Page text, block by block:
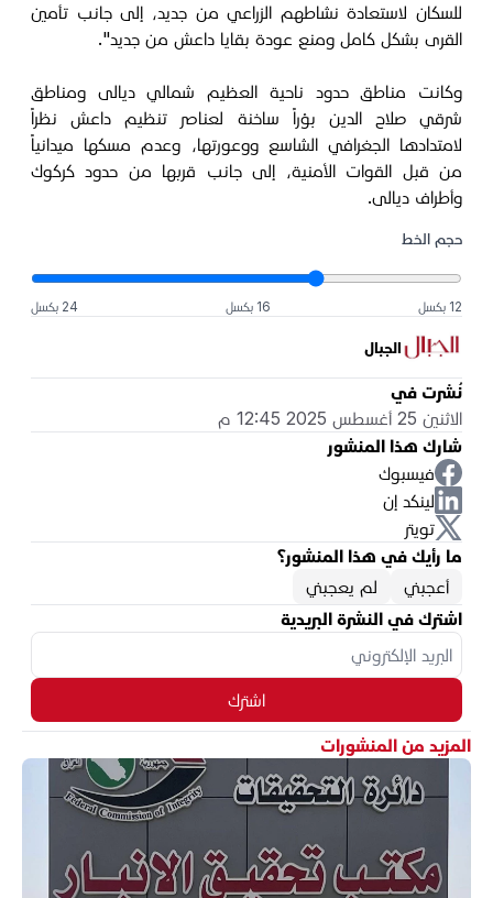
للسكان لاستعادة نشاطهم الزراعي من جديد، إلى جانب تأمين
القرى بشكل كامل ومنع عودة بقايا داعش من جديد".
وكانت مناطق حدود ناحية العظيم شمالي ديالى ومناطق
شرقي صلاح الدين بؤراً ساخنة لعناصر تنظيم داعش نظراً
لامتدادها الجغرافي الشاسع ووعورتها، وعدم مسكها ميدانياً
من قبل القوات الأمنية، إلى جانب قربها من حدود كركوك
وأطراف ديالى.
حجم الخط
12 بكسل 16 بكسل 24 بكسل
الجبال
نُشرت في
الاثنين 25 أغسطس 2025 12:45 م
شارك هذا المنشور
فيسبوك
لينكد إن
تويتر
ما رأيك في هذا المنشور؟
أعجبني
لم يعجبني
اشترك في النشرة البريدية
اشترك
المزيد من المنشورات